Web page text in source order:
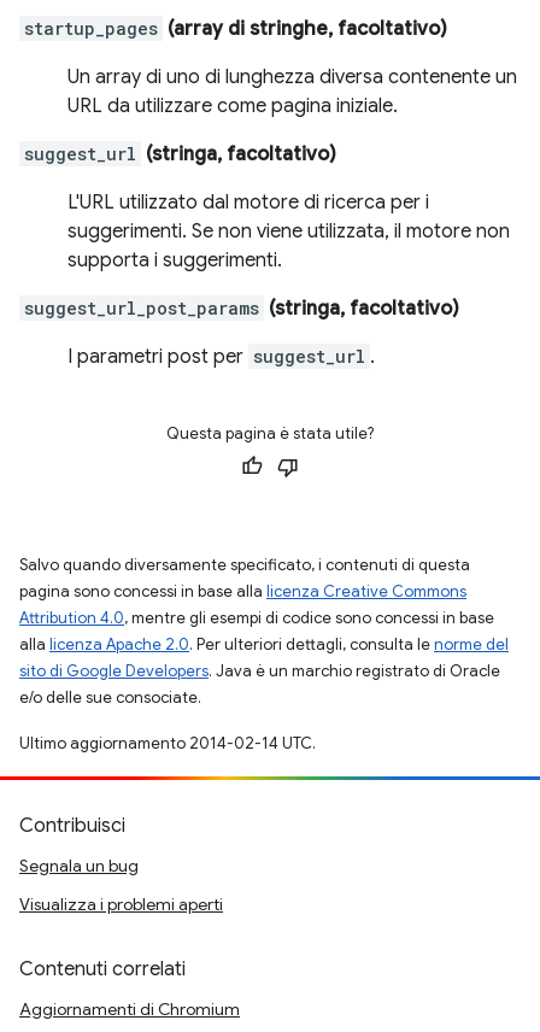
startup_pages (array di stringhe, facoltativo)
Un array di uno di lunghezza diversa contenente un
URL da utilizzare come pagina iniziale.
suggest_url (stringa, facoltativo)
L'URL utilizzato dal motore di ricerca per i
suggerimenti. Se non viene utilizzata, il motore non
supporta i suggerimenti.
suggest_url_post_params (stringa, facoltativo)
I parametri post per suggest_url .
Questa pagina è stata utile?
Salvo quando diversamente specificato, i contenuti di questa
pagina sono concessi in base alla licenza Creative Commons
Attribution 4.0, mentre gli esempi di codice sono concessi in base
alla licenza Apache 2.0. Per ulteriori dettagli, consulta lenorme del
sito di Google Developers. Java è un marchio registrato di Oracle
e/o delle sue consociate.
Ultimo aggiornamento 2014-02-14 UTC.
Contribuisci
Segnala un bug
Visualizza i problemi aperti
Contenuti correlati
Aggiornamenti di Chromium